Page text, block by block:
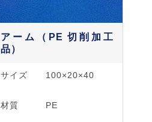
アーム（PE 切削加工
品）
サイズ 100×20×40
材質 PE